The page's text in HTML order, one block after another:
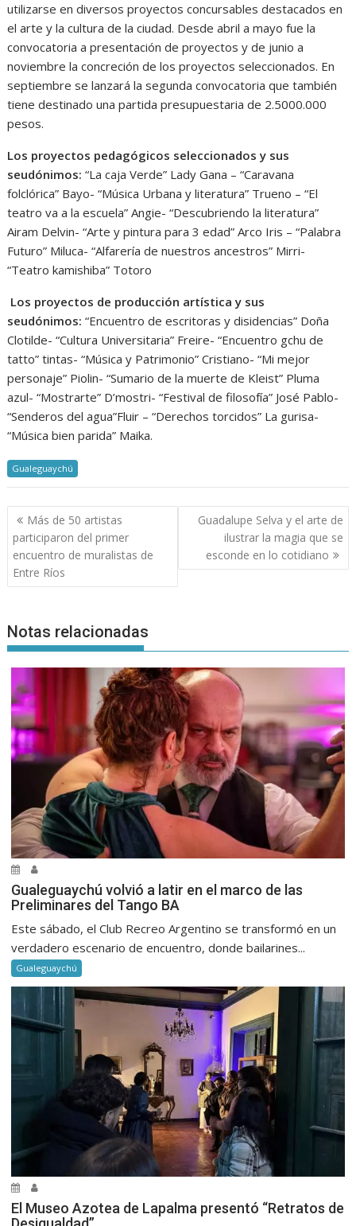
utilizarse en diversos proyectos concursables destacados en
el arte y la cultura de la ciudad. Desde abril a mayo fue la
convocatoria a presentación de proyectos y de junio a
noviembre la concreción de los proyectos seleccionados. En
septiembre se lanzará la segunda convocatoria que también
tiene destinado una partida presupuestaria de 2.5000.000
pesos.
Los proyectos pedagógicos seleccionados y sus
seudónimos:“La caja Verde” Lady Gana – “Caravana
folclórica” Bayo- “Música Urbana y literatura” Trueno – “El
teatro va a la escuela” Angie- “Descubriendo la literatura”
Airam Delvin- “Arte y pintura para 3 edad” Arco Iris – “Palabra
Futuro” Miluca- “Alfarería de nuestros ancestros” Mirri-
“Teatro kamishiba” Totoro
Los proyectos de producción artística y sus
seudónimos: “Encuentro de escritoras y disidencias” Doña
Clotilde- “Cultura Universitaria” Freire- “Encuentro gchu de
tatto” tintas- “Música y Patrimonio” Cristiano- “Mi mejor
personaje” Piolin- “Sumario de la muerte de Kleist” Pluma
azul- “Mostrarte” D’mostri- “Festival de filosofía” José Pablo-
“Senderos del agua”Fluir – “Derechos torcidos” La gurisa-
“Música bien parida” Maika.
Gualeguaychú
Navegación
de
entradas
Más de 50 artistas
participaron del primer
encuentro de muralistas de
Entre Ríos
Guadalupe Selva y el arte de
ilustrar la magia que se
esconde en lo cotidiano
Notas relacionadas
Gualeguaychú volvió a latir en el marco de las
Preliminares del Tango BA
Este sábado, el Club Recreo Argentino se transformó en un
verdadero escenario de encuentro, donde bailarines...
Gualeguaychú
El Museo Azotea de Lapalma presentó “Retratos de